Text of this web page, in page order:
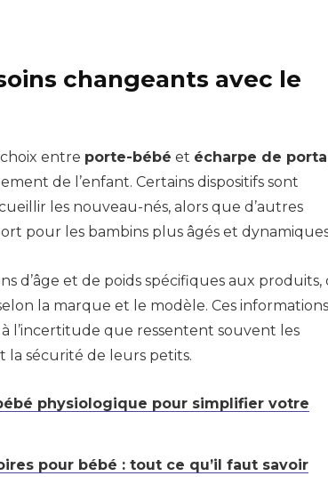
changeants avec le
entre porte-bébé et écharpe de
de l’enfant. Certains dispositifs sont
les nouveau-nés, alors que d’autres
pour les bambins plus âgés et
d’âge et de poids spécifiques aux produits,
la marque et le modèle. Ces informations
l’incertitude que ressentent souvent les
sécurité de leurs petits.
physiologique pour simplifier votre
pour bébé : tout ce qu’il faut savoir